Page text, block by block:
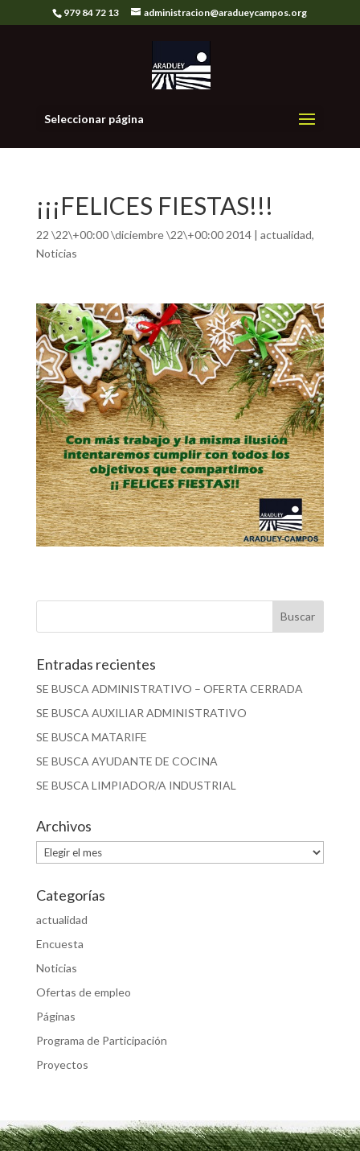
979 84 72 13 administracion@aradueycampos.org
Seleccionar página
¡¡¡FELICES FIESTAS!!!
22 \22\+00:00 \diciembre \22\+00:00 2014| actualidad,
Noticias
Entradas recientes
SE BUSCA ADMINISTRATIVO – OFERTA CERRADA
SE BUSCA AUXILIAR ADMINISTRATIVO
SE BUSCA MATARIFE
SE BUSCA AYUDANTE DE COCINA
SE BUSCA LIMPIADOR/A INDUSTRIAL
Archivos
Archivos
Categorías
actualidad
Encuesta
Noticias
Ofertas de empleo
Páginas
Programa de Participación
Proyectos